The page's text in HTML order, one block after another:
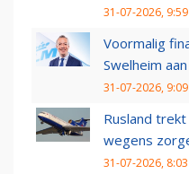
31-07-2026, 9:59
Voormalig
Swelheim
31-07-2026, 9:09
Rusland
wegens
31-07-2026, 8:03